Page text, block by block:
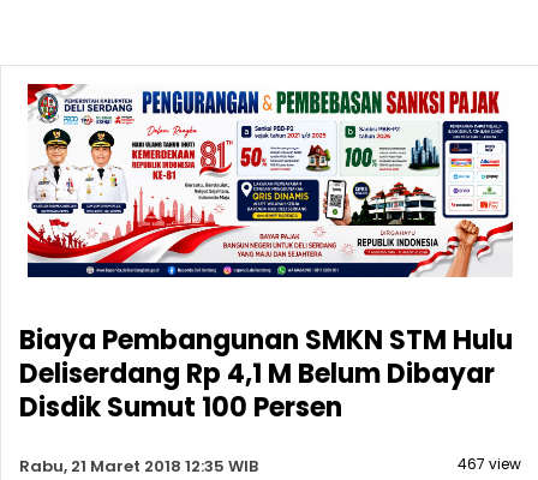
Biaya Pembangunan SMKN STM Hulu
Deliserdang Rp 4,1 M Belum Dibayar
Disdik Sumut 100 Persen
Rabu, 21 Maret 2018 12:35 WIB 467 view